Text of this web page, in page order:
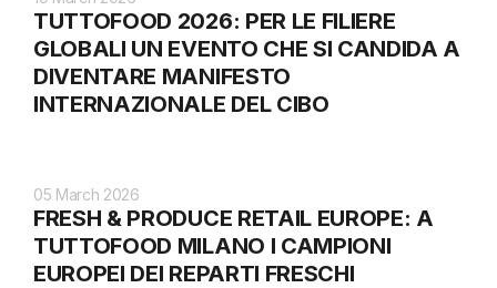
TUTTOFOOD 2026: PER LE FILIERE
GLOBALI UN EVENTO CHE SI CANDIDA A
DIVENTARE MANIFESTO
INTERNAZIONALE DEL CIBO
05 March 2026
FRESH & PRODUCE RETAIL EUROPE: A
TUTTOFOOD MILANO I CAMPIONI
EUROPEI DEI REPARTI FRESCHI